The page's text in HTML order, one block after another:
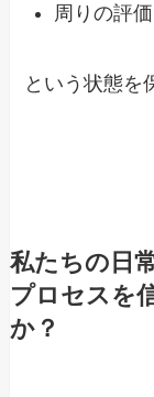
周りの評
という状態を
私たちの日
プロセスを
か？